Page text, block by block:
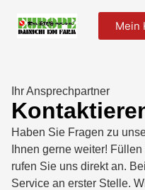
Mein
Ihr Ansprechpartner
Haben Sie Fragen zu
Ihnen gerne weiter!
rufen Sie uns direkt an.
Service an erster Stelle.